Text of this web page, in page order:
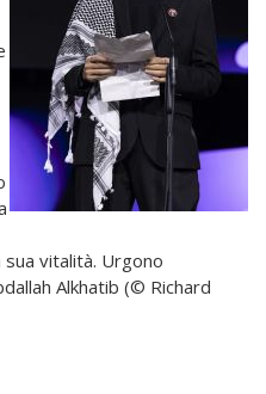
vitalità. Urgono
Alkhatib (© Richard